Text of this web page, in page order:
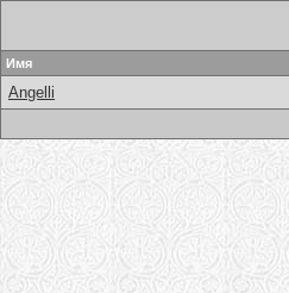
Имя
Angelli